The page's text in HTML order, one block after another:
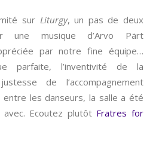
sur Liturgy, un pas de deux
une musique d’Arvo Pärt
par notre fine équipe…
parfaite, l’inventivité de la
de l’accompagnement
entre les danseurs, la salle a été
Ecoutez plutôt Fratres for